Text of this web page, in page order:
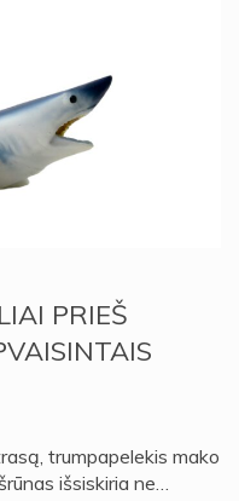
PRIEŠ
trumpapelekis mako
išsiskiria ne…